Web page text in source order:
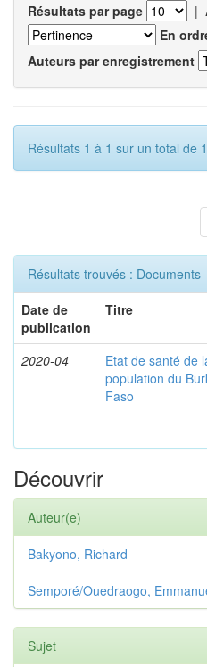
Résultats par page |
En
Auteurs par enregistrement
Résultats 1 à 1 sur un total de
Résultats trouvés : Documents
Date de
publication
Titre
2020-04
Etat de santé de
population du
Faso
Découvrir
Auteur(e)
Bakyono, Richard
Semporé/Ouedraogo,
Sujet